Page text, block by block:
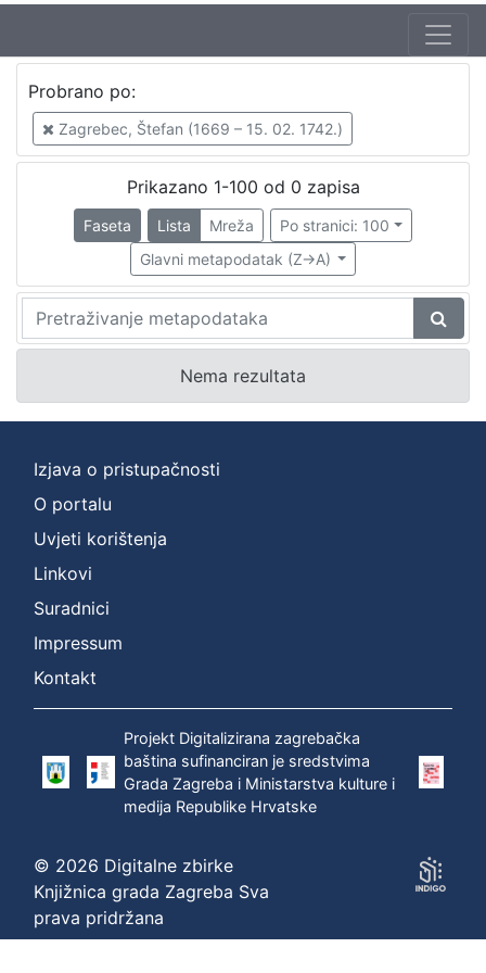
P
r
a
o
o
:
Zagrebec,
(1669 –
1742.)
P
k
a
n
o
Probrano po:
Zagrebec, Štefan (1669 – 15. 02. 1742.)
Prikazano 1-100 od 0 zapisa
Faseta Lista Mreža
Po stranici: 100
Glavni metapodatak (Z->A)
Nema rezultata
Izjava o pristupačnosti
O portalu
Uvjeti korištenja
Linkovi
Suradnici
Impressum
Kontakt
Projekt Digitalizirana zagrebačka
baština sufinanciran je sredstvima
Grada Zagreba i Ministarstva kulture i
medija Republike Hrvatske
© 2026 Digitalne zbirke
Knjižnica grada Zagreba Sva
prava pridržana